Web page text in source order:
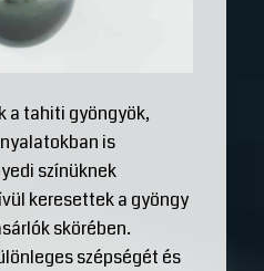
a tahiti gyöngyök,
is
színüknek
keresettek a gyöngy
skörében.
szépségét és